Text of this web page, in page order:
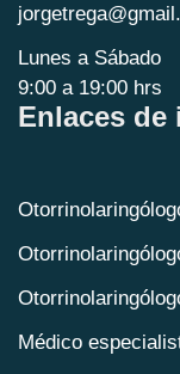
Lunes a Sábado
9:00 a 19:00 hrs
Enlaces de
Médico